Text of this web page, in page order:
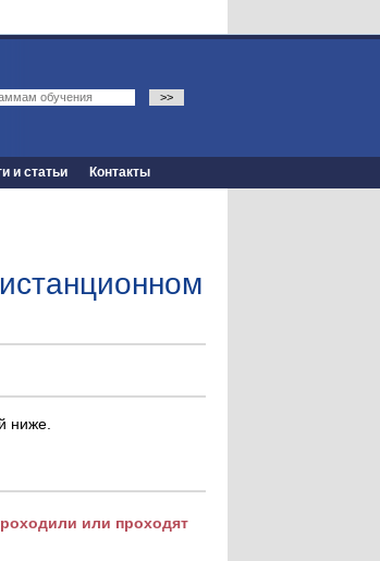
и статьи Контакты
ниже.
или проходят